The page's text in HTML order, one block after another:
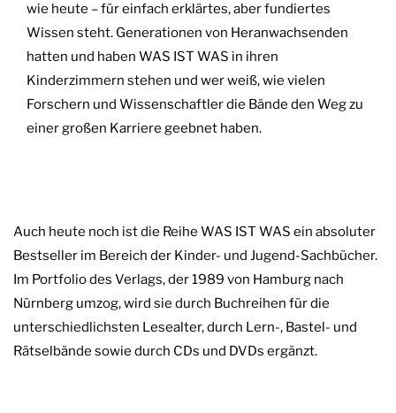
wie heute – für einfach erklärtes, aber fundiertes
Wissen steht. Generationen von Heranwachsenden
hatten und haben WAS IST WAS in ihren
Kinderzimmern stehen und wer weiß, wie vielen
Forschern und Wissenschaftler die Bände den Weg zu
einer großen Karriere geebnet haben.
Auch heute noch ist die Reihe WAS IST WAS ein absoluter
Bestseller im Bereich der Kinder- und Jugend-Sachbücher.
Im Portfolio des Verlags, der 1989 von Hamburg nach
Nürnberg umzog, wird sie durch Buchreihen für die
unterschiedlichsten Lesealter, durch Lern-, Bastel- und
Rätselbände sowie durch CDs und DVDs ergänzt.